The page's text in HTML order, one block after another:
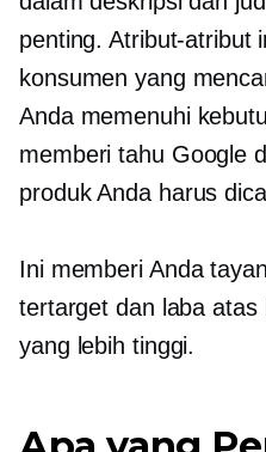
penting. Atribut-atribut
konsumen yang
Anda memenuhi
memberi tahu Google
produk Anda harus
Ini memberi Anda
tertarget dan laba atas
yang lebih tinggi.